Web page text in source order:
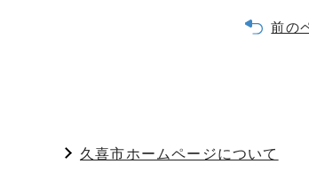
前の
久喜市ホームページについて